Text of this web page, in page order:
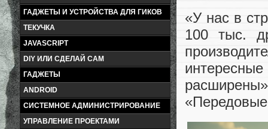
ГАДЖЕТЫ И УСТРОЙСТВА ДЛЯ ГИКОВ
ТЕКУЧКА
JAVASCRIPT
DIY ИЛИ СДЕЛАЙ САМ
ГАДЖЕТЫ
ANDROID
СИСТЕМНОЕ АДМИНИСТРИРОВАНИЕ
УПРАВЛЕНИЕ ПРОЕКТАМИ
«У нас в
100 тыс.